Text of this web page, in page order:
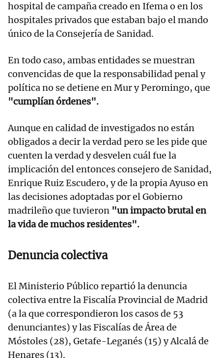
hospital de campaña creado en Ifema o en los
hospitales privados que estaban bajo el mando
único de la Consejería de Sanidad.
En todo caso, ambas entidades se muestran
convencidas de que la responsabilidad penal y
política no se detiene en Mur y Peromingo, que
"cumplían órdenes".
Aunque en calidad de investigados no están
obligados a decir la verdad pero se les pide que
cuenten la verdad y desvelen cuál fue la
implicación del entonces consejero de Sanidad,
Enrique Ruiz Escudero, y de la propia Ayuso en
las decisiones adoptadas por el Gobierno
madrileño que tuvieron "un impacto brutal en
la vida de muchos residentes".
Denuncia colectiva
El Ministerio Público repartió la denuncia
colectiva entre la Fiscalía Provincial de Madrid
(a la que correspondieron los casos de 53
denunciantes) y las Fiscalías de Área de
Móstoles (28), Getafe-Leganés (15) y Alcalá de
Henares (13).